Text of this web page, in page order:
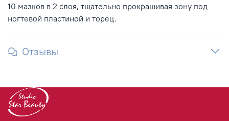
10 мазков в 2 слоя, тщательно прокрашивая зону под
ногтевой пластиной и торец.
Отзывы